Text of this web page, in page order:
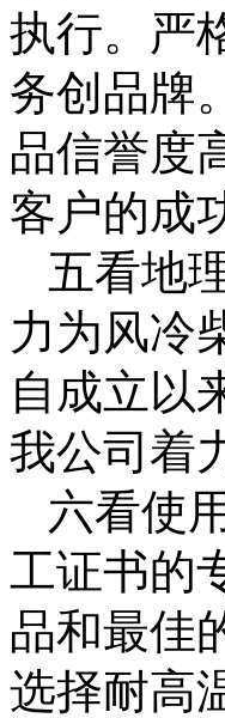
执行。严
务创品牌
品信誉度
客户的成
五看地
力为风冷
自成立以
我公司着
六看使
工证书的
品和最佳
选择耐高